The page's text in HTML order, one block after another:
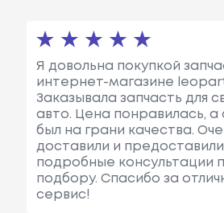
Я довольна покупкой
интернет-магазине
Заказывала запчасть для
авто. Цена понравилась, а
был на грани качества.
доставили и предоставили
подробные консультации
подбору. Спасибо за
сервис!